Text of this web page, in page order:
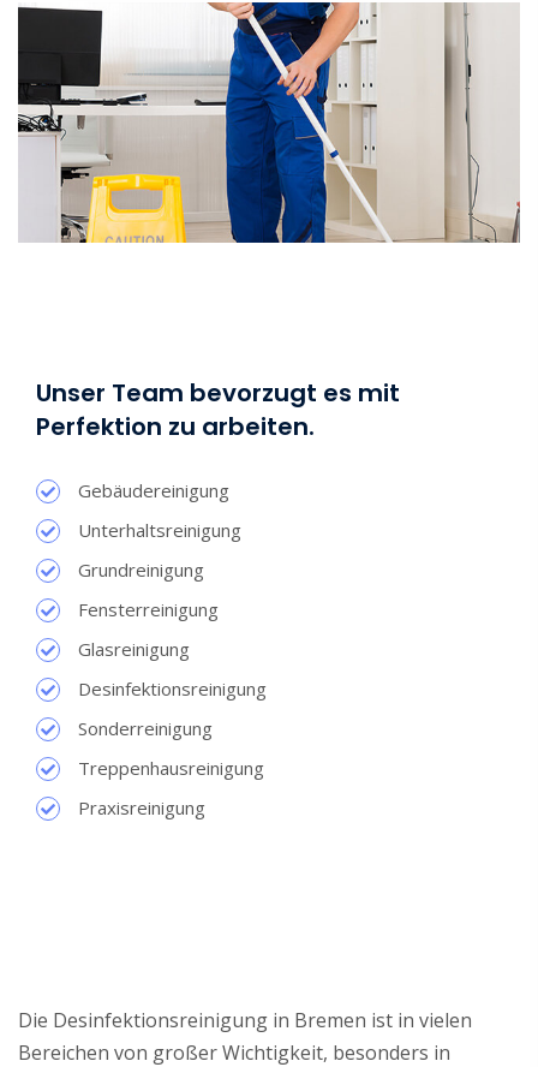
Unser Team bevorzugt es mit
Perfektion zu arbeiten.
Gebäudereinigung
Unterhaltsreinigung
Grundreinigung
Fensterreinigung
Glasreinigung
Desinfektionsreinigung
Sonderreinigung
Treppenhausreinigung
Praxisreinigung
Die Desinfektionsreinigung in Bremen ist in vielen
Bereichen von großer Wichtigkeit, besonders in